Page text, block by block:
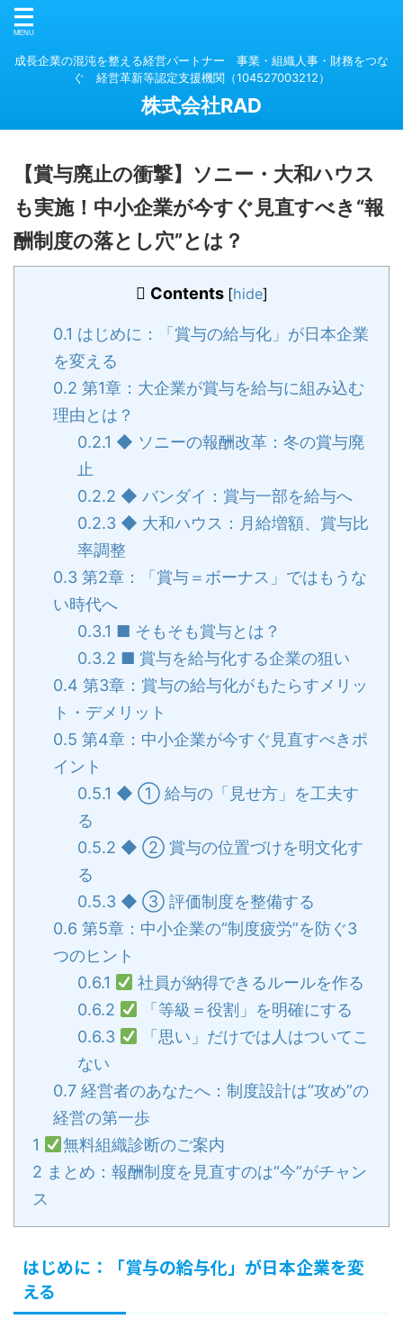
成長企業の混沌を整える経営パートナー 事業・組織人事・財務をつな
ぐ 経営革新等認定支援機関（104527003212）
株式会社RAD
【賞与廃止の衝撃】ソニー・大和ハウス
も実施！中小企業が今すぐ見直すべき“報
酬制度の落とし穴”とは？
Contents [hide]
0.1 はじめに：「賞与の給与化」が日本企業
を変える
0.2 第1章：大企業が賞与を給与に組み込む
理由とは？
0.2.1 ◆ ソニーの報酬改革：冬の賞与廃
止
0.2.2 ◆ バンダイ：賞与一部を給与へ
0.2.3◆ 大和ハウス：月給増額、賞与比
率調整
0.3第2章：「賞与＝ボーナス」ではもうな
い時代へ
0.3.1 ■ そもそも賞与とは？
0.3.2 ■ 賞与を給与化する企業の狙い
0.4 第3章：賞与の給与化がもたらすメリッ
ト・デメリット
0.5 第4章：中小企業が今すぐ見直すべきポ
イント
0.5.1 ◆ ① 給与の「見せ方」を工夫す
る
0.5.2 ◆ ② 賞与の位置づけを明文化す
る
0.5.3◆ ③ 評価制度を整備する
0.6 第5章：中小企業の“制度疲労”を防ぐ3
つのヒント
0.6.1
社員が納得できるルールを作る
0.6.2
「等級＝役割」を明確にする
0.6.3
「思い」だけでは人はついてこ
ない
0.7経営者のあなたへ：制度設計は“攻め”の
経営の第一歩
1
無料組織診断のご案内
2 まとめ：報酬制度を見直すのは“今”がチャン
ス
はじめに：「賞与の給与化」が日本企業を変
える